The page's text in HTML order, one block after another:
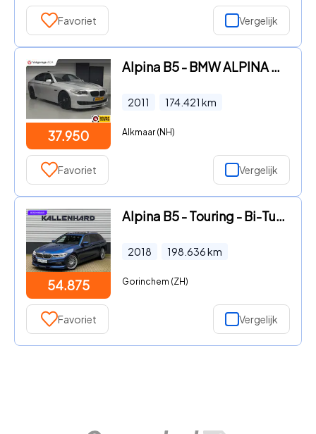
Favoriet Vergelijk
37.950
Alpina B5 - BMW ALPINA BITURBO // SUPER NETTE AUTO // FULL OPTION'S // C
2011 174.421 km
Alkmaar (NH)
Favoriet Vergelijk
54.875
Alpina B5 - Touring - Bi-Turbo - Sportbrakes - Sperre - Pano - Trekhaak
2018 198.636km
Gorinchem (ZH)
Favoriet Vergelijk